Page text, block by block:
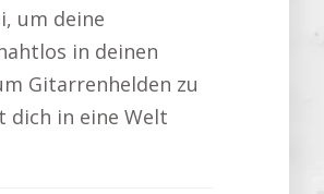
um deine
in deinen
Gitarrenhelden zu
dich in eine Welt